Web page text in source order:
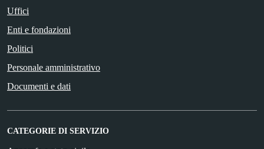
Uffici
Enti e fondazioni
Politici
Personale amministrativo
Documenti e dati
CATEGORIE DI SERVIZIO